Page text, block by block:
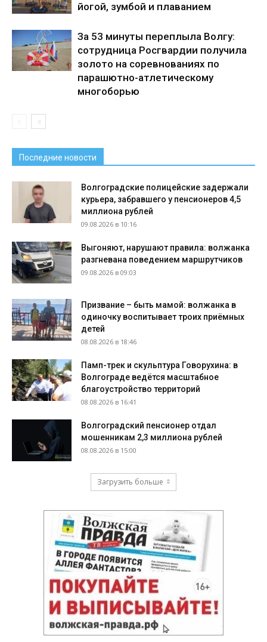
йогой, зумбой и плаванием
За 53 минуты переплыла Волгу:
сотрудница Росгвардии получила
золото на соревнованиях по
парашютно-атлетическому
многоборью
Последние новости
Волгоградские полицейские задержали
курьера, забравшего у пенсионеров 4,5
миллиона рублей
09.08.2026 в 10:16
Выгоняют, нарушают правила: волжанка
разгневана поведением маршрутчиков
09.08.2026 в 09:03
Призвание – быть мамой: волжанка в
одиночку воспитывает троих приёмных
детей
08.08.2026 в 18:46
Памп-трек и скульптура Говорухина: в
Волгограде ведётся масштабное
благоустройство территорий
08.08.2026 в 16:41
Волгоградский пенсионер отдал
мошенникам 2,3 миллиона рублей
08.08.2026 в 15:00
Загрузить больше